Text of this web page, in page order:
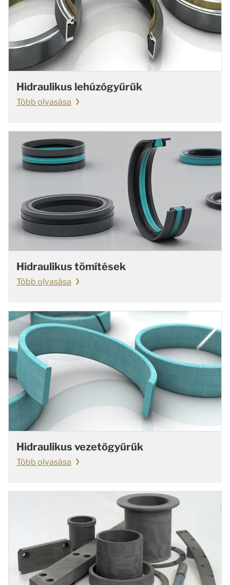
Hidraulikus lehúzógyűrűk
Több olvasása
Hidraulikus tömítések
Több olvasása
Hidraulikus vezetőgyűrűk
Több olvasása